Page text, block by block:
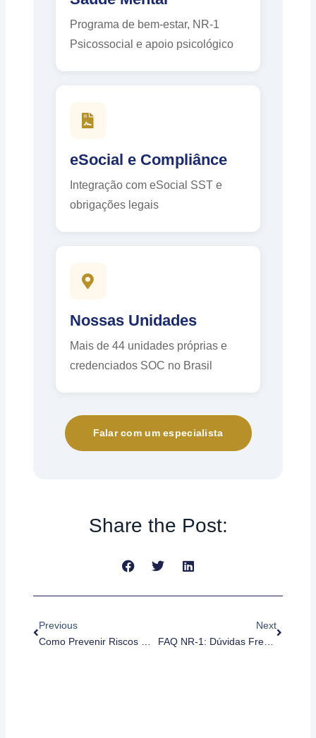
Programa de bem-estar, NR-1
Psicossocial e apoio psicológico
eSocial e Compliânce
Integração com eSocial SST e
obrigações legais
Nossas Unidades
Mais de 44 unidades próprias e
credenciados SOC no Brasil
Falar com um especialista
Share the Post:
Previous
Next
FAQ NR-1: Dúvidas Frequentes Sobre Gestão De Riscos Psicossociais Respondidas